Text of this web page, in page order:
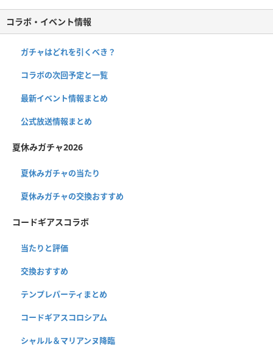
コラボ・イベント情報
ガチャはどれを引くべき？
コラボの次回予定と一覧
最新イベント情報まとめ
公式放送情報まとめ
夏休みガチャ2026
夏休みガチャの当たり
夏休みガチャの交換おすすめ
コードギアスコラボ
当たりと評価
交換おすすめ
テンプレパーティまとめ
コードギアスコロシアム
シャルル＆マリアンヌ降臨